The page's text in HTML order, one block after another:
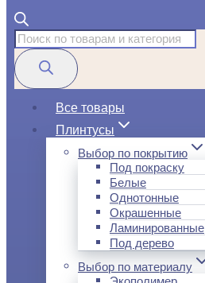
Поиск
товаров
Все товары
Плинтусы
Выбор по покрытию
Под покраску
Белые
Однотонные
Окрашенные
Ламинированные
Под дерево
Выбор по материалу